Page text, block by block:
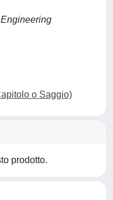
o Saggio)
prodotto.